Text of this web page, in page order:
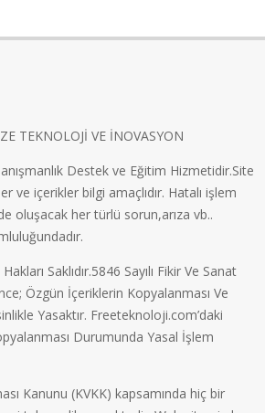
TEKNOLOJİ VE İNOVASYON
Destek ve Eğitim Hizmetidir.Site
ve içerikler bilgi amaçlıdır. Hatalı işlem
oluşacak her türlü sorun,arıza vb..
Saklıdır.5846 Sayılı Fikir Ve Sanat
Özgün İçeriklerin Kopyalanması Ve
Yasaktır. Freeteknoloji.com’daki
Durumunda Yasal İşlem
Kanunu (KVKK) kapsamında hiç bir